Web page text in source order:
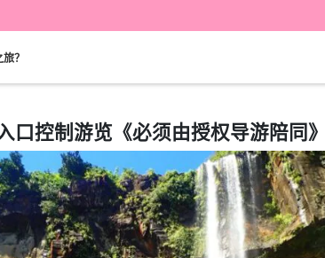
？
保险费
选定计划
西表岛 "瀑布"。
观光
巴拉斯岛之旅 租车
口控制游览《必须由授权导游陪同》